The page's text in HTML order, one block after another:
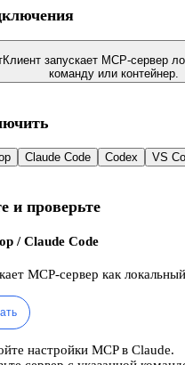
Клиент запускает MCP-сервер
команду или контейнер.
Claude Code Codex VS
и проверьте
/ Claude Code
MCP-сервер как
настройки MCP в Claude.